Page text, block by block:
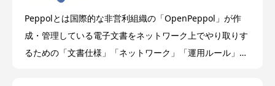
Peppolとは国際的な非営利組織の「OpenPeppol」が作
成・管理している電子文書をネットワーク上でやり取りす
るための「文書仕様」「ネットワーク」「運用ルール」の